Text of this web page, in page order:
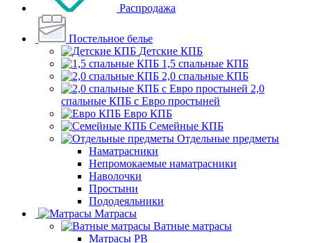
Распродажа
Постельное белье
Детские КПБ
1,5 спальные КПБ
2,0 спальные КПБ
2,0
спальные КПБ с Евро простыней
Евро КПБ
Семейные КПБ
Отдельные предметы
Наматрасники
Непромокаемые наматрасники
Наволочки
Простыни
Пододеяльники
Матрасы
Ватные матрасы
Матрасы РВ